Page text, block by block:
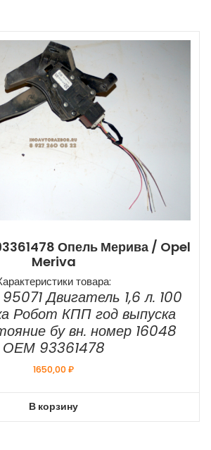
Опель Мерива / Opel
Meriva
товара:
Двигатель 1,6 л. 100
Робот КПП год выпуска
бу вн. номер 16048
ОЕМ 93361478
1650,00₽
В корзину